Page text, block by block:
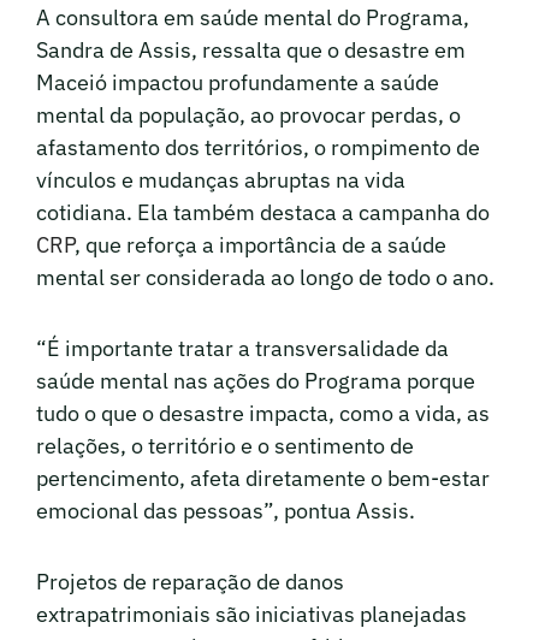
A consultora em saúde mental do Programa,
Sandra de Assis, ressalta que o desastre em
Maceió impactou profundamente a saúde
mental da população, ao provocar perdas, o
afastamento dos territórios, o rompimento de
vínculos e mudanças abruptas na vida
cotidiana. Ela também destaca a campanha do
CRP, que reforça a importância de a saúde
mental ser considerada ao longo de todo o ano.
“É importante tratar a transversalidade da
saúde mental nas ações do Programa porque
tudo o que o desastre impacta, como a vida, as
relações, o território e o sentimento de
pertencimento, afeta diretamente o bem-estar
emocional das pessoas”, pontua Assis.
Projetos de reparação de danos
extrapatrimoniais são iniciativas planejadas